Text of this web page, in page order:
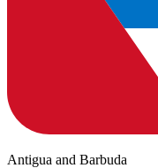
Antigua and Barbuda